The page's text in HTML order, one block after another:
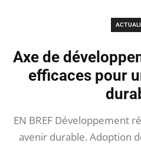
Axe de
efficaces pour
EN BREF Développement
avenir durable. Adoption